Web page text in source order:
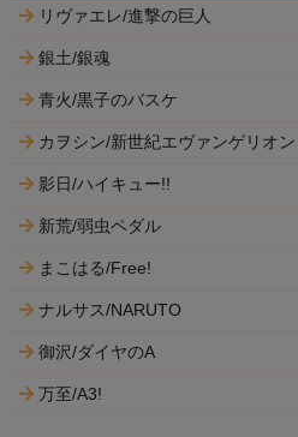
リヴァエレ/進撃の巨人
銀土/銀魂
青火/黒子のバスケ
カヲシン/新世紀エヴァンゲリオン
影日/ハイキュー!!
新荒/弱虫ペダル
まこはる/Free!
ナルサス/NARUTO
御沢/ダイヤのA
万至/A3!